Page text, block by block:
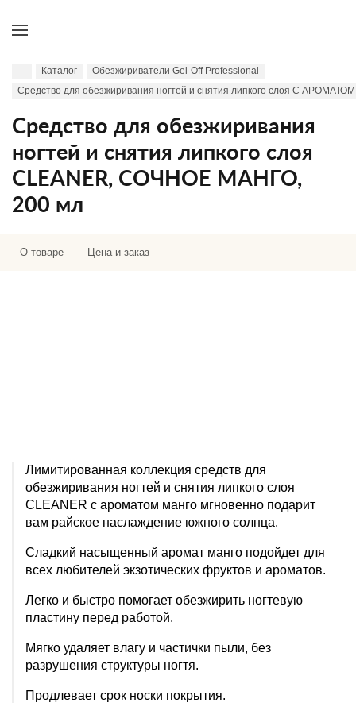
Каталог
Обезжириватели Gel-Off Professional
Cредство для обезжиривания ногтей и снятия липкого слоя С АРОМАТОМ
Средство для обезжиривания
ногтей и снятия липкого слоя
CLEANER, СОЧНОЕ МАНГО,
200 мл
О товаре Цена и заказ
Лимитированная коллекция средств для
обезжиривания ногтей и снятия липкого слоя
CLEANER с ароматом манго мгновенно подарит
вам райское наслаждение южного солнца.
Сладкий насыщенный аромат манго подойдет для
всех любителей экзотических фруктов и ароматов.
Легко и быстро помогает обезжирить ногтевую
пластину перед работой.
Мягко удаляет влагу и частички пыли, без
разрушения структуры ногтя.
Продлевает срок носки покрытия.